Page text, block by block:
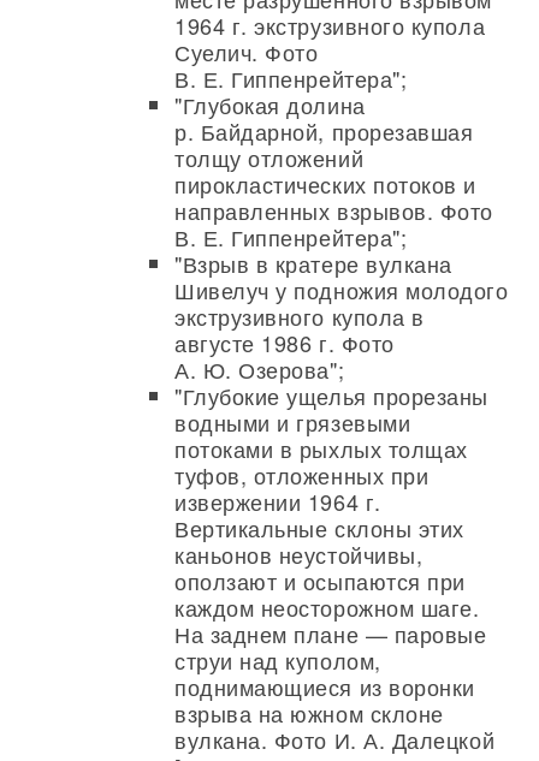
1964 г. экструзивного купола
Суелич. Фото
В. Е. Гиппенрейтера";
"Глубокая долина
р. Байдарной, прорезавшая
толщу отложений
пирокластических потоков и
направленных взрывов. Фото
В. Е. Гиппенрейтера";
"Взрыв в кратере вулкана
Шивелуч у подножия молодого
экструзивного купола в
августе 1986 г. Фото
А. Ю. Озерова";
"Глубокие ущелья прорезаны
водными и грязевыми
потоками в рыхлых толщах
туфов, отложенных при
извержении 1964 г.
Вертикальные склоны этих
каньонов неустойчивы,
оползают и осыпаются при
каждом неосторожном шаге.
На заднем плане — паровые
струи над куполом,
поднимающиеся из воронки
взрыва на южном склоне
вулкана. Фото И. А. Далецкой